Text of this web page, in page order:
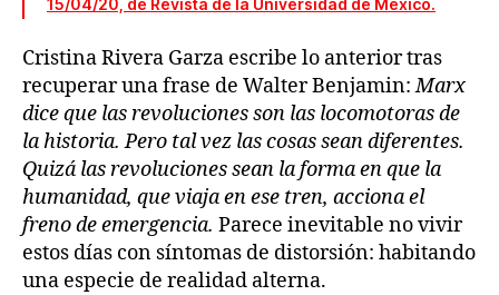
15/04/20, de Revista de la Universidad de México.
Cristina Rivera Garza escribe lo anterior tras
recuperar una frase de Walter Benjamin:Marx
dice que las revoluciones son las locomotoras de
la historia. Pero tal vez las cosas sean diferentes.
Quizá las revoluciones sean la forma en que la
humanidad, que viaja en ese tren, acciona el
freno de emergencia. Parece inevitable no vivir
estos días con síntomas de distorsión: habitando
una especie de realidad alterna.